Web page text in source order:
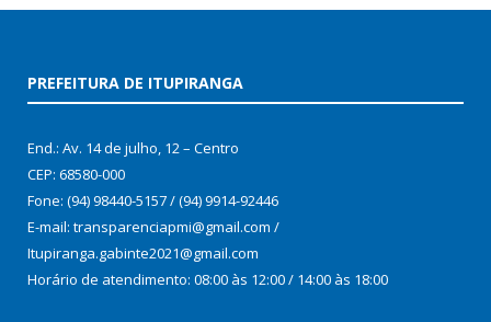
PREFEITURA DE ITUPIRANGA
End.: Av. 14 de julho, 12 – Centro
CEP: 68580-000
Fone: (94) 98440-5157 / (94) 9914-92446
E-mail: transparenciapmi@gmail.com /
Itupiranga.gabinte2021@gmail.com
Horário de atendimento: 08:00 às 12:00 / 14:00 às 18:00